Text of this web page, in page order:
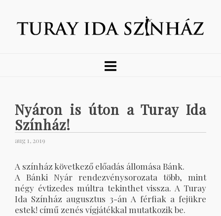
Nyáron is úton a Turay Ida
Színház!
aug 1, 2019
A színház következő előadás állomása Bánk.
A Bánki Nyár rendezvénysorozata több, mint
négy évtizedes múltra tekinthet vissza. A Turay
Ida Színház augusztus 3-án A férfiak a fejükre
estek! című zenés vígjátékkal mutatkozik be.